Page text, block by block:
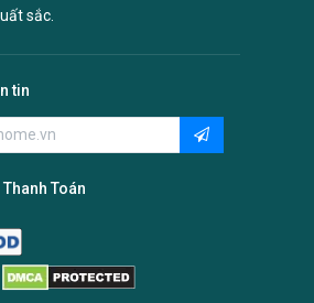
sắc.
tin
Toán